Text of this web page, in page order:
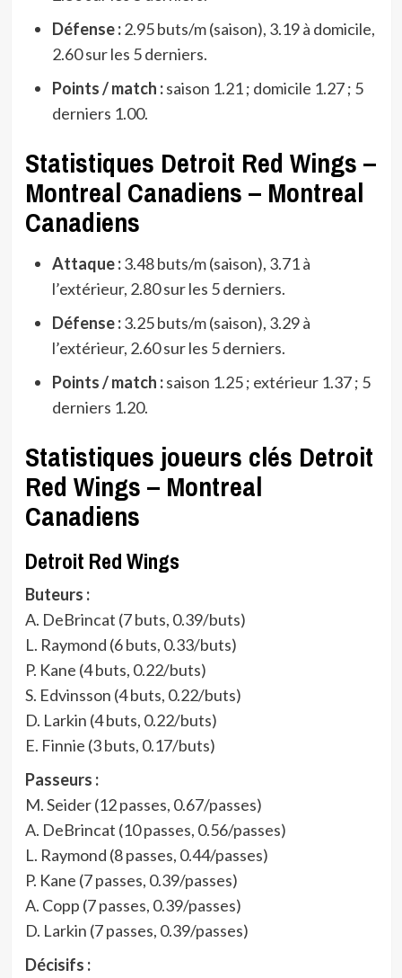
Défense :2.95 buts/m (saison), 3.19 à domicile,
2.60 sur les 5 derniers.
Points / match :saison 1.21 ; domicile 1.27 ; 5
derniers 1.00.
Statistiques Detroit Red Wings –
Montreal Canadiens – Montreal
Canadiens
Attaque :3.48 buts/m (saison), 3.71 à
l’extérieur, 2.80 sur les 5 derniers.
Défense :3.25 buts/m (saison), 3.29 à
l’extérieur, 2.60 sur les 5 derniers.
Points / match :saison 1.25 ; extérieur 1.37 ; 5
derniers 1.20.
Statistiques joueurs clés Detroit
Red Wings – Montreal
Canadiens
Detroit Red Wings
Buteurs :
A. DeBrincat (7 buts, 0.39/buts)
L. Raymond (6 buts, 0.33/buts)
P. Kane (4 buts, 0.22/buts)
S. Edvinsson (4 buts, 0.22/buts)
D. Larkin (4 buts, 0.22/buts)
E. Finnie (3 buts, 0.17/buts)
Passeurs :
M. Seider (12 passes, 0.67/passes)
A. DeBrincat (10 passes, 0.56/passes)
L. Raymond (8 passes, 0.44/passes)
P. Kane (7 passes, 0.39/passes)
A. Copp (7 passes, 0.39/passes)
D. Larkin (7 passes, 0.39/passes)
Décisifs :